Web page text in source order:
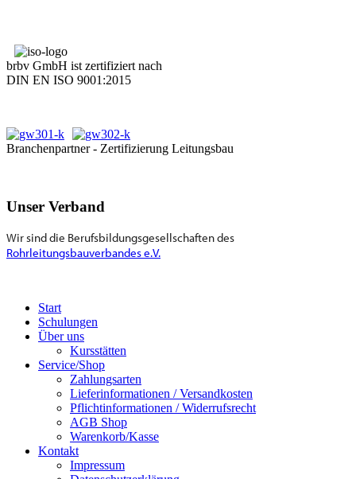
brbv GmbH ist zertifiziert nach
DIN EN ISO 9001:2015
Branchenpartner - Zertifizierung Leitungsbau
Unser Verband
Wir sind die Berufsbildungsgesellschaften des
Rohrleitungsbauverbandes e.V.
Start
Schulungen
Über uns
Kursstätten
Service/Shop
Zahlungsarten
Lieferinformationen / Versandkosten
Pflichtinformationen / Widerrufsrecht
AGB Shop
Warenkorb/Kasse
Kontakt
Impressum